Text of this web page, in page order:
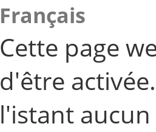
Français
Cette page
d'être
l'istant